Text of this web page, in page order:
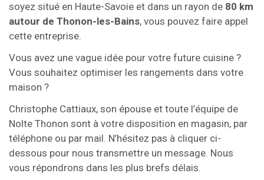
soyez situé en Haute-Savoie et dans un rayon de 80 km
autour de Thonon-les-Bains, vous pouvez faire appel
cette entreprise.
Vous avez une vague idée pour votre future cuisine ?
Vous souhaitez optimiser les rangements dans votre
maison ?
Christophe Cattiaux, son épouse et toute l’équipe de
Nolte Thonon sont à votre disposition en magasin, par
téléphone ou par mail. N’hésitez pas à cliquer ci-
dessous pour nous transmettre un message. Nous
vous répondrons dans les plus brefs délais.